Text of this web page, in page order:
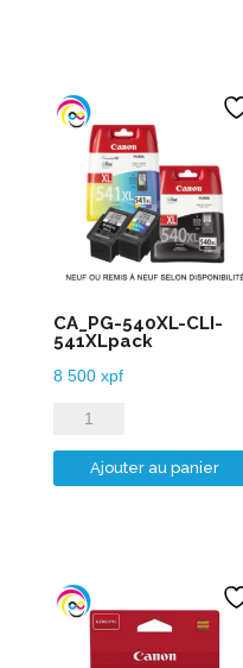
CA_PG-540XL-CLI-
541XLpack
8 500 xpf
quantité
de
CA_PG-
Ajouter au panier